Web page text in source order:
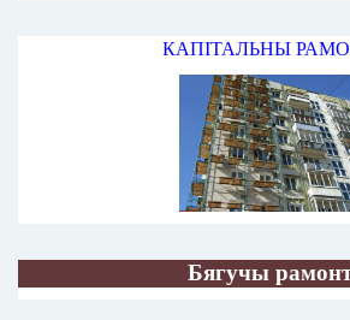
КАПІТАЛЬНЫ
Бягучы